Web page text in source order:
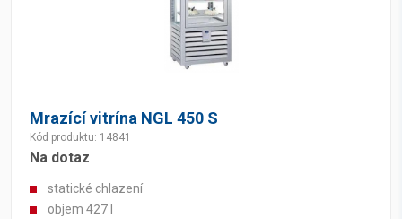
Mrazící vitrína NGL 450 S
Kód produktu: 14841
Na dotaz
statické chlazení
objem 427 l